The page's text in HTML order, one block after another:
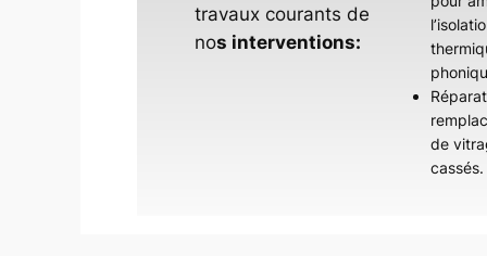
travaux courants de
nos interventions:
de
cassés.